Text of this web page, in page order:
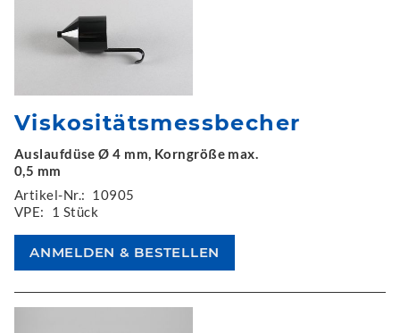
Viskositätsmessbecher
Auslaufdüse Ø 4 mm, Korngröße max.
0,5 mm
Artikel-Nr.: 10905
VPE:
1 Stück